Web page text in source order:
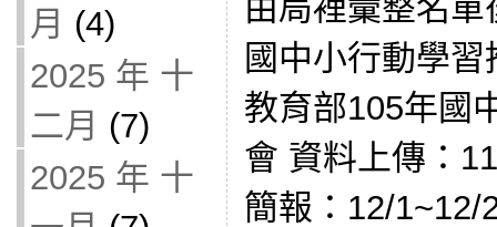
月 (4)
2025 年 十
二月 (7)
2025 年 十
由局裡彙整名
國中小行動學
教育部105年國
會 資料上傳：
簡報：12/1~12/